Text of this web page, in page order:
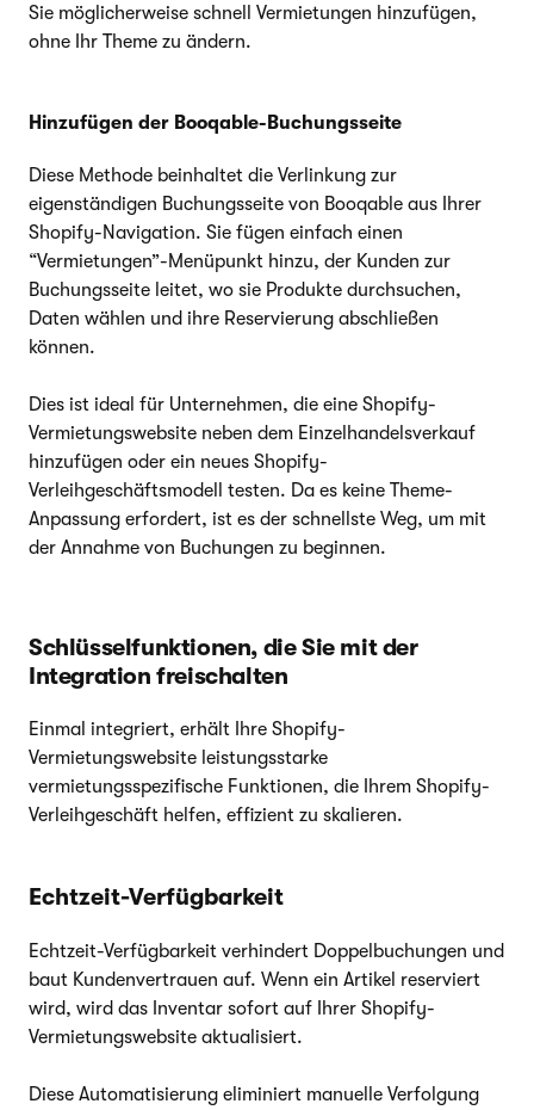
Sie möglicherweise schnell Vermietungen hinzufügen,
ohne Ihr Theme zu ändern.
Hinzufügen der Booqable-Buchungsseite
Diese Methode beinhaltet die Verlinkung zur
eigenständigen Buchungsseite von Booqable aus Ihrer
Shopify-Navigation. Sie fügen einfach einen
“Vermietungen”-Menüpunkt hinzu, der Kunden zur
Buchungsseite leitet, wo sie Produkte durchsuchen,
Daten wählen und ihre Reservierung abschließen
können.
Dies ist ideal für Unternehmen, die eine Shopify-
Vermietungswebsite neben dem Einzelhandelsverkauf
hinzufügen oder ein neues Shopify-
Verleihgeschäftsmodell testen. Da es keine Theme-
Anpassung erfordert, ist es der schnellste Weg, um mit
der Annahme von Buchungen zu beginnen.
Schlüsselfunktionen, die Sie mit der
Integration freischalten
Einmal integriert, erhält Ihre Shopify-
Vermietungswebsite leistungsstarke
vermietungsspezifische Funktionen, die Ihrem Shopify-
Verleihgeschäft helfen, effizient zu skalieren.
Echtzeit-Verfügbarkeit
Echtzeit-Verfügbarkeit verhindert Doppelbuchungen und
baut Kundenvertrauen auf. Wenn ein Artikel reserviert
wird, wird das Inventar sofort auf Ihrer Shopify-
Vermietungswebsite aktualisiert.
Diese Automatisierung eliminiert manuelle Verfolgung